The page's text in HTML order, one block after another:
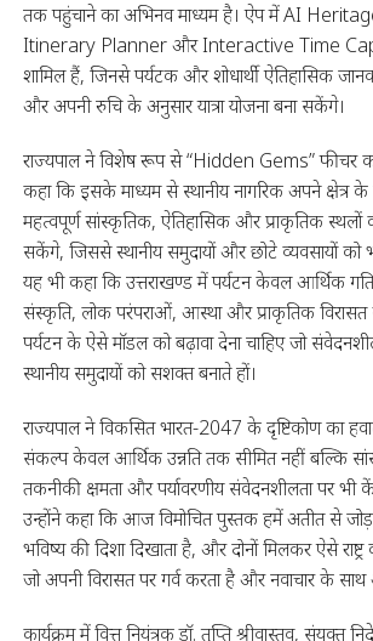
तक पहुंचाने का अभिनव माध्यम है। ऐप में AI
Itinerary Planner और Interactive Time
शामिल हैं, जिनसे पर्यटक और शोधार्थी ऐतिहासिक
और अपनी रुचि के अनुसार यात्रा योजना बना सकेंगे।
राज्यपाल ने विशेष रूप से “Hidden Gems” फीचर
कहा कि इसके माध्यम से स्थानीय नागरिक अपने क्षेत्र के
महत्वपूर्ण सांस्कृतिक, ऐतिहासिक और प्राकृतिक स्थलों
सकेंगे, जिससे स्थानीय समुदायों और छोटे व्यवसायों को
यह भी कहा कि उत्तराखण्ड में पर्यटन केवल आर्थिक
संस्कृति, लोक परंपराओं, आस्था और प्राकृतिक
पर्यटन के ऐसे मॉडल को बढ़ावा देना चाहिए जो
स्थानीय समुदायों को सशक्त बनाते हों।
राज्यपाल ने विकसित भारत-2047 के दृष्टिकोण का
संकल्प केवल आर्थिक उन्नति तक सीमित नहीं बल्कि
तकनीकी क्षमता और पर्यावरणीय संवेदनशीलता पर भी
उन्होंने कहा कि आज विमोचित पुस्तक हमें अतीत से
भविष्य की दिशा दिखाता है, और दोनों मिलकर ऐसे राष्ट्र
जो अपनी विरासत पर गर्व करता है और नवाचार के
कार्यक्रम में वित्त नियंत्रक डॉ. तृप्ति श्रीवास्तव, संयुक्त